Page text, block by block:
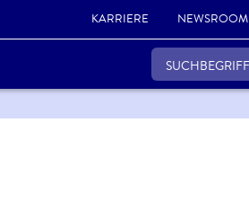
KARRIERE NEWSROOM